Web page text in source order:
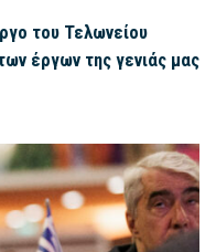
του Τελωνείου
έργων της γενιάς μας